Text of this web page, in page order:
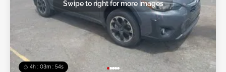
4h : 03m : 51s
Swipe to right for more images